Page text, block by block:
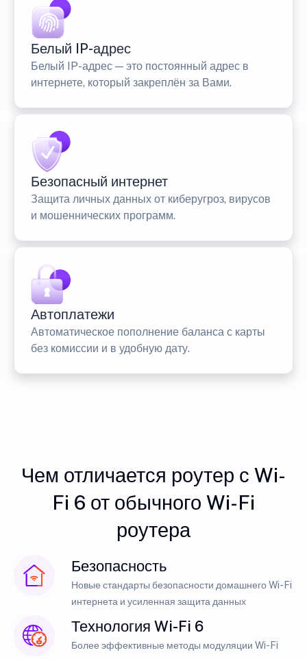
Белый IP-адрес
Белый IP-адрес — это постоянный адрес в
интернете, который закреплён за Вами.
Безопасный интернет
Защита личных данных от киберугроз, вирусов
и мошеннических программ.
Автоплатежи
Автоматическое пополнение баланса с карты
без комиссии и в удобную дату.
Чем отличается роутер с Wi-
Fi 6 от обычного Wi-Fi
роутера
Безопасность
Новые стандарты безопасности домашнего Wi-Fi
интернета и усиленная защита данных
Технология Wi-Fi 6
Более эффективные методы модуляции Wi-Fi